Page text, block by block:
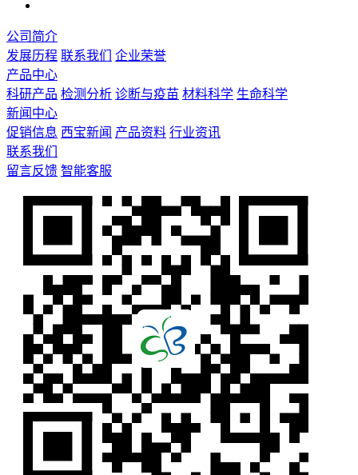
公司简介
发展历程 联系我们
企业荣誉
产品中心
科研产品 检测分析 诊断与疫苗 材料科学 生命科学
新闻中心
促销信息 西宝新闻 产品资料 行业资讯
联系我们
留言反馈 智能客服